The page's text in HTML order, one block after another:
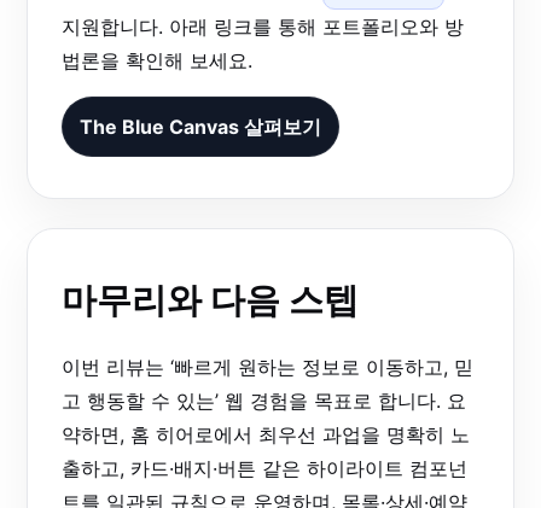
지원합니다. 아래 링크를 통해 포트폴리오와 방
법론을 확인해 보세요.
The Blue Canvas 살펴보기
마무리와 다음 스텝
이번 리뷰는 ‘빠르게 원하는 정보로 이동하고, 믿
고 행동할 수 있는’ 웹 경험을 목표로 합니다. 요
약하면, 홈 히어로에서 최우선 과업을 명확히 노
출하고, 카드·배지·버튼 같은 하이라이트 컴포넌
트를 일관된 규칙으로 운영하며, 목록·상세·예약